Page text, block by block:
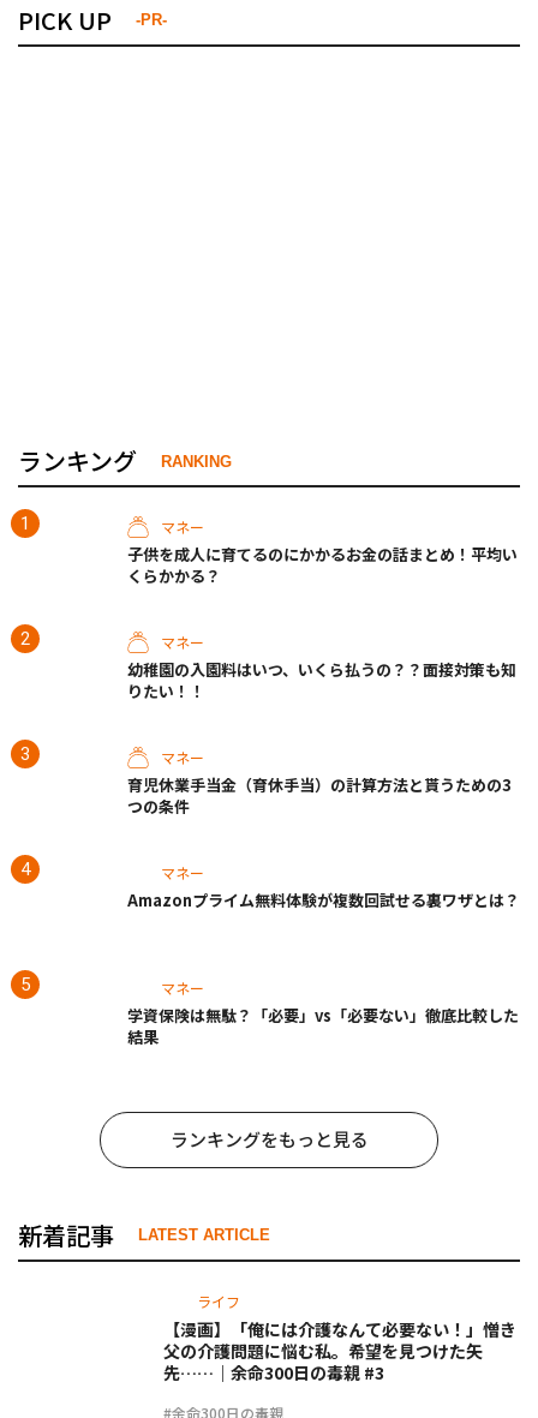
PICK UP -PR-
ランキング RANKING
マネー
子供を成人に育てるのにかかるお金の話まとめ！平均い
くらかかる？
マネー
幼稚園の入園料はいつ、いくら払うの？？面接対策も知
りたい！！
マネー
育児休業手当金（育休手当）の計算方法と貰うための3
つの条件
マネー
Amazonプライム無料体験が複数回試せる裏ワザとは？
マネー
学資保険は無駄？「必要」vs「必要ない」徹底比較した
結果
ランキングをもっと見る
新着記事 LATEST ARTICLE
ライフ
#余命300日の毒親
【漫画】「俺には介護なんて必要ない！」憎き
父の介護問題に悩む私。希望を見つけた矢
先……｜余命300日の毒親 #3